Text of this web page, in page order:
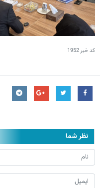
کد خبر1952
نظر شما